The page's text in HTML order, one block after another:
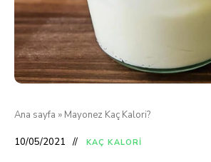
Ana sayfa » Mayonez Kaç Kalori?
10/05/2021 KAÇ KALORI